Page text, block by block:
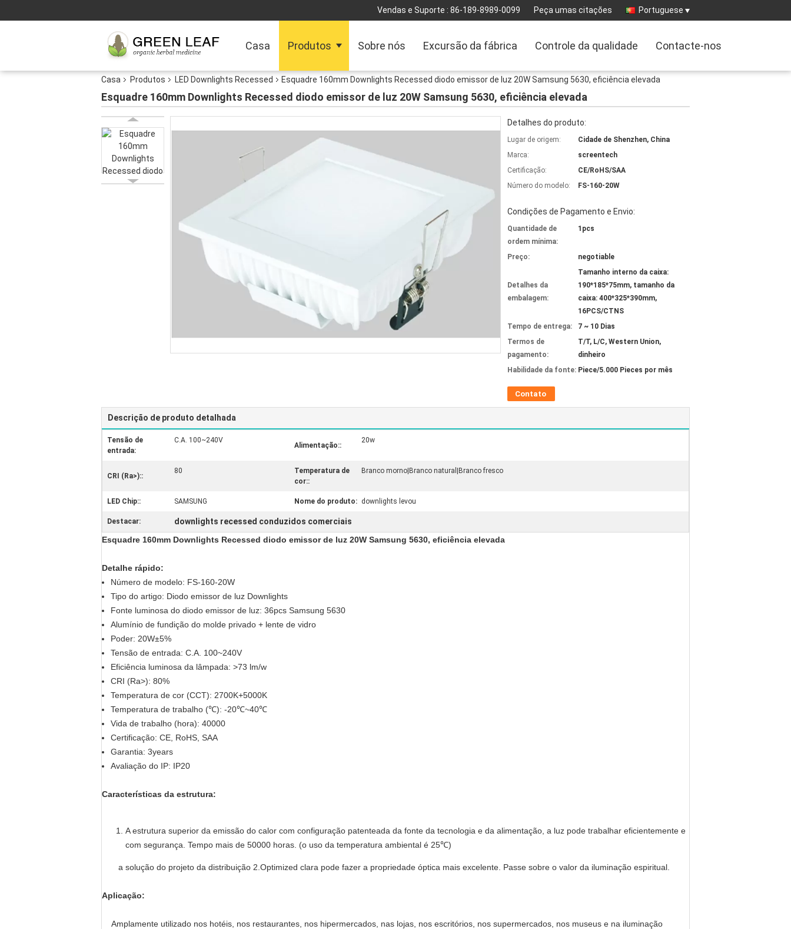
Vendas e Suporte : 86-189-8989-0099 Peça umas citações Portuguese
Casa Produtos Sobre nós Excursão da fábrica Controle da qualidade Contacte-nos
Casa Produtos LED Downlights Recessed Esquadre 160mm Downlights Recessed diodo emissor de luz 20W Samsung 5630, eficiência elevada
Esquadre 160mm Downlights Recessed diodo emissor de luz 20W Samsung 5630, eficiência elevada
Detalhes do produto:
Lugar de origem:
Cidade de Shenzhen, China
Marca:
screentech
Certificação:
CE/RoHS/SAA
Número do modelo:
FS-160-20W
Condições de Pagamento e Envio:
Quantidade de
ordem mínima:
1pcs
Preço: negotiable
Detalhes da
embalagem:
Tamanho interno da caixa:
190*185*75mm, tamanho da
caixa: 400*325*390mm,
16PCS/CTNS
Tempo de entrega:
7 ~ 10 Dias
Termos de
pagamento:
T/T, L/C, Western Union,
dinheiro
Habilidade da fonte: Piece/5.000 Pieces por mês
Contato
Descrição de produto detalhada
Tensão de
entrada:
C.A. 100~240V
Alimentação::
20w
CRI (Ra>)::
80
Temperatura de
cor::
Branco morno|Branco natural|Branco fresco
LED Chip:: SAMSUNG Nome do produto: downlights levou
Destacar:
downlights recessed conduzidos comerciais
Esquadre 160mm Downlights Recessed diodo emissor de luz 20W Samsung 5630, eficiência elevada
Detalhe rápido:
Número de modelo: FS-160-20W
Tipo do artigo: Diodo emissor de luz Downlights
Fonte luminosa do diodo emissor de luz: 36pcs Samsung 5630
Alumínio de fundição do molde privado + lente de vidro
Poder: 20W±5%
Tensão de entrada: C.A. 100~240V
Eficiência luminosa da lâmpada: >73 lm/w
CRI (Ra>): 80%
Temperatura de cor (CCT): 2700K+5000K
Temperatura de trabalho (℃): -20℃~40℃
Vida de trabalho (hora): 40000
Certificação: CE, RoHS, SAA
Garantia: 3years
Avaliação do IP: IP20
Características da estrutura:
A estrutura superior da emissão do calor com configuração patenteada da fonte da tecnologia e da alimentação, a luz pode trabalhar eficientemente e
com segurança. Tempo mais de 50000 horas. (o uso da temperatura ambiental é 25℃)
a solução do projeto da distribuição 2.Optimized clara pode fazer a propriedade óptica mais excelente. Passe sobre o valor da iluminação espiritual.
Aplicação:
Amplamente utilizado nos hotéis, nos restaurantes, nos hipermercados, nas lojas, nos escritórios, nos supermercados, nos museus e na iluminação